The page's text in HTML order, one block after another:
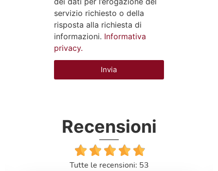
servizio richiesto o della
risposta alla richiesta di
informazioni. Informativa
privacy.
Invia
Recensioni
Tutte le recensioni: 53